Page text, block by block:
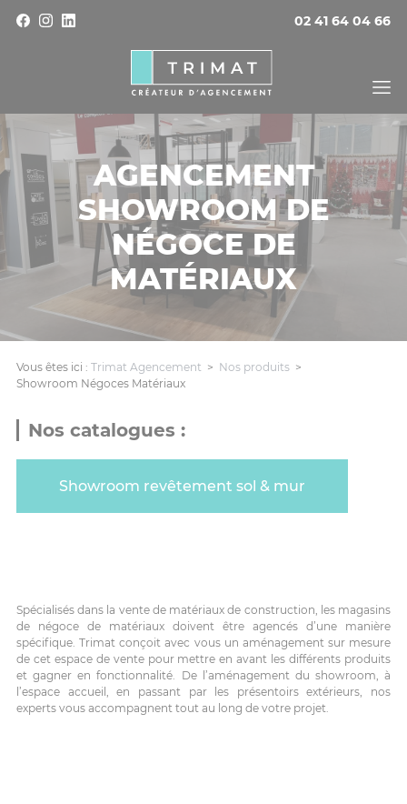
02 41 64 04 66
AGENCEMENT
SHOWROOM DE
NÉGOCE DE
MATÉRIAUX
Vous êtes ici : Trimat Agencement > Nos produits>
Showroom Négoces Matériaux
Nos catalogues :
Showroom revêtement sol & mur
Spécialisés dans la vente de matériaux de construction, les magasins
de négoce de matériaux doivent être agencés d’une manière
spécifique. Trimat conçoit avec vous un aménagement sur mesure
de cet espace de vente pour mettre en avant les différents produits
et gagner en fonctionnalité. De l’aménagement du showroom, à
l’espace accueil, en passant par les présentoirs extérieurs, nos
experts vous accompagnent tout au long de votre projet.